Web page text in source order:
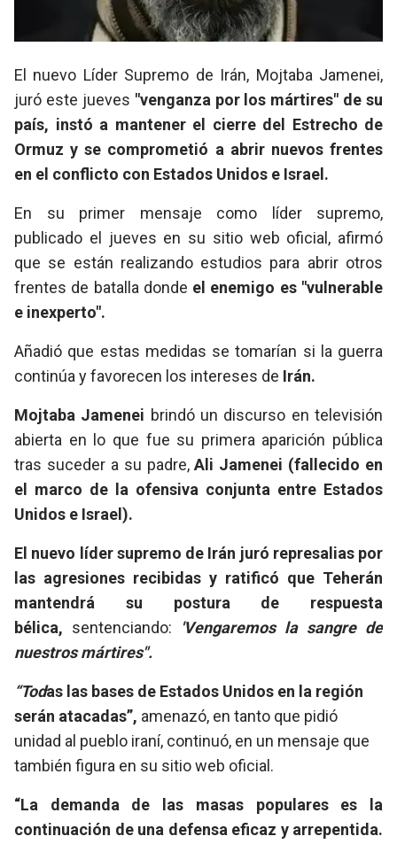
El nuevo Líder Supremo de Irán, Mojtaba Jamenei,
juró este jueves "venganza por los mártires" de su
país, instó a mantener el cierre del Estrecho de
Ormuz y se comprometió a abrir nuevos frentes
en el conflicto con Estados Unidos e Israel.
En su primer mensaje como líder supremo,
publicado el jueves en su sitio web oficial, afirmó
que se están realizando estudios para abrir otros
frentes de batalla donde el enemigo es "vulnerable
e inexperto".
Añadió que estas medidas se tomarían si la guerra
continúa y favorecen los intereses de Irán.
Mojtaba Jamenei brindó un discurso en televisión
abierta en lo que fue su primera aparición pública
tras suceder a su padre,Ali Jamenei (fallecido en
el marco de la ofensiva conjunta entre Estados
Unidos e Israel).
El nuevo líder supremo de Irán juró represalias por
las agresiones recibidas y ratificó que Teherán
mantendrá su postura de respuesta
bélica, sentenciando:
'Vengaremos la sangre de
nuestros mártires".
“Todas las bases de Estados Unidos en la región
serán atacadas”, amenazó, en tanto que pidió
unidad al pueblo iraní, continuó, en un mensaje que
también figura en su sitio web oficial.
“La demanda de las masas populares es la
continuación de una defensa eficaz y arrepentida.